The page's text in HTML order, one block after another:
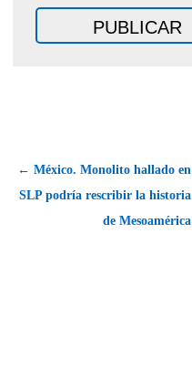
← México. Monolito hallado en
SLP podría rescribir la historia
de Mesoamérica